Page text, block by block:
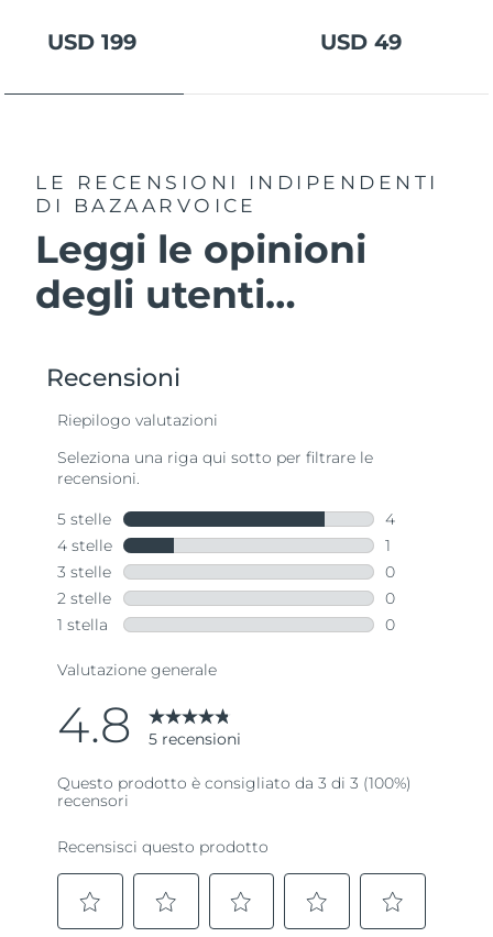
USD 199 USD 49
LE RECENSIONI INDIPENDENTI
DI BAZAARVOICE
Leggi le opinioni
degli utenti…